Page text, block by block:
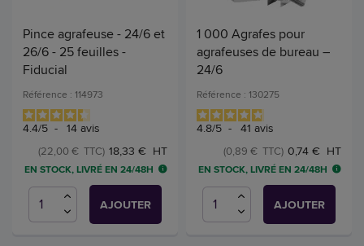
Pince agrafeuse - 24/6 et
26/6 - 25 feuilles -
Fiducial
Référence : 114973
4.4/5 - 14 avis
18,33 € HT
(22,00 € TTC)
EN STOCK, LIVRÉ EN 24/48H
AJOUTER
1 000 Agrafes pour
agrafeuses de bureau –
24/6
Référence : 130275
4.8/5 - 41 avis
0,74 € HT
(0,89 € TTC)
EN STOCK, LIVRÉ EN 24/48H
AJOUTER